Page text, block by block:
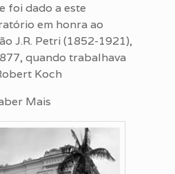
foi dado a este
em honra ao
J.R. Petri (1852-1921),
quando trabalhava
Koch
Mais